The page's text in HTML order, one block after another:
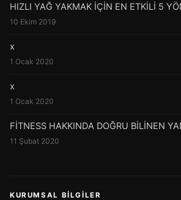
HIZLI YAĞ YAKMAK İÇİN EN ETKİLİ 5
10 Ekim 2019
x
1 Ocak 2020
x
1 Ocak 2020
FİTNESS HAKKINDA DOĞRU BİLİNEN
11 Şubat 2020
KURUMSAL BILGILER